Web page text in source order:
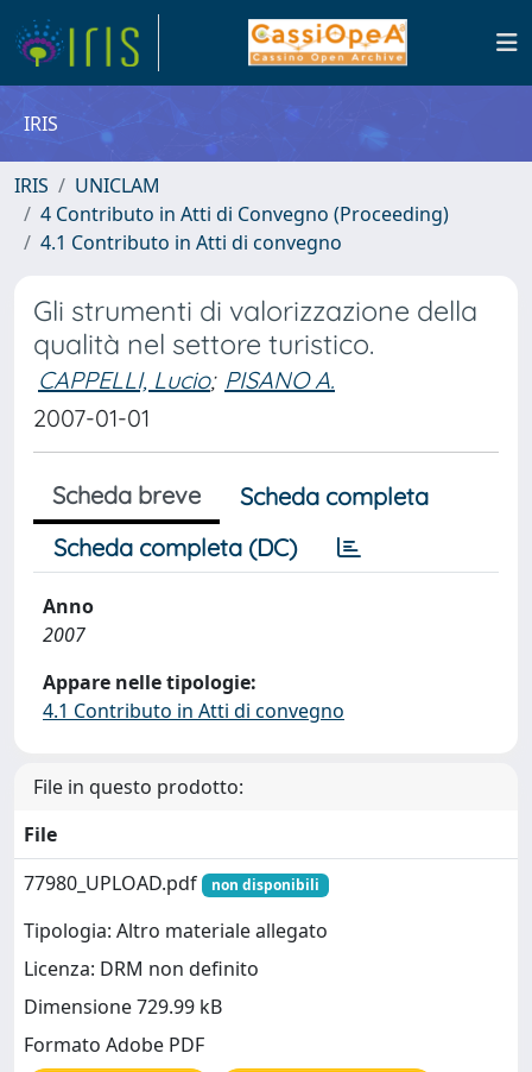
IRIS
IRIS
UNICLAM
4 Contributo in Atti di Convegno (Proceeding)
4.1 Contributo in Atti di convegno
Gli strumenti di valorizzazione della
qualità nel settore turistico.
CAPPELLI, Lucio; PISANO A.
2007-01-01
Scheda breve
Scheda completa
Scheda completa (DC)
Anno
2007
Appare nelle tipologie:
4.1 Contributo in Atti di convegno
File in questo prodotto:
File
77980_UPLOAD.pdf
non disponibili
Tipologia: Altro materiale allegato
Licenza: DRM non definito
Dimensione 729.99 kB
Formato Adobe PDF